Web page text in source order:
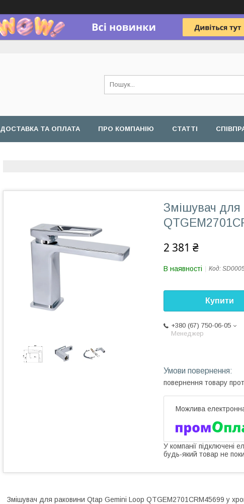
ДОСТАВКА ТА ОПЛАТА ПРО КОМПАНІЮ СТАТТІ
Змішувач для
2 381 ₴
В наявності Код:
Купити
+380 (67) 750-06-05
Менеджер
повернення товару
У компанії підключені
будь-який товар не
Змішувач для раковини Qtap Gemini Loop QTGEM2701CRM45699 у